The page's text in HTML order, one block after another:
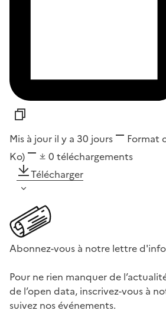
Mis à jour il y a 30 jours Format
Ko)
0 téléchargements
Télécharger
Abonnez-vous à notre lettre
Pour ne rien manquer de
de l’open data, inscrivez-vous à
suivez nos événements.